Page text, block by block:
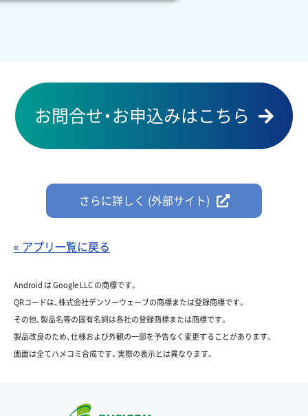
お問合せ・お申込みはこちら
さらに詳しく (外部サイト)
« アプリ一覧に戻る
Android は Google LLC の商標です。
QRコードは、株式会社デンソーウェーブの商標または登録商標です。
その他、製品名等の固有名詞は各社の登録商標または商標です。
製品改良のため、仕様および外観の一部を予告なく変更することがあります。
画面は全てハメコミ合成です。実際の表示とは異なります。